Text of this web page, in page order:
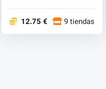
12.75 € 9 tiendas